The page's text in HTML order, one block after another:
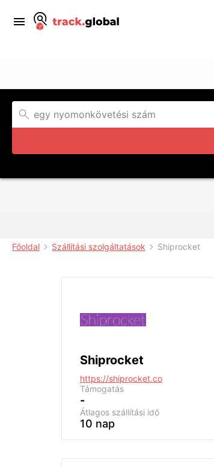
Főoldal Szállítási szolgáltatások Shiprocket
Shiprocket
https://shiprocket.co
Támogatás
-
Átlagos szállítási idő
10 nap